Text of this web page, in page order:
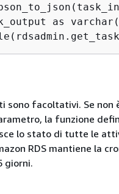
as
sono facoltativi. Se non
la funzione
lo stato di tutte le
RDS mantiene la
giorni.